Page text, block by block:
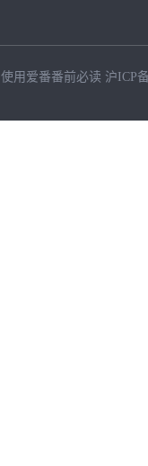
使用爱番番前必读 沪ICP